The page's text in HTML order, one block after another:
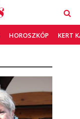
HOROSZKÓP KERT